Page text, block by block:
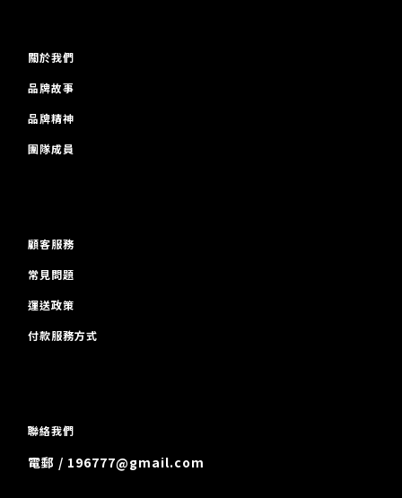
關於我們
品牌故事
品牌精神
團隊成員
顧客服務
常見問題
運送政策
付款服務方式
聯絡我們
電郵 / 196777@gmail.com